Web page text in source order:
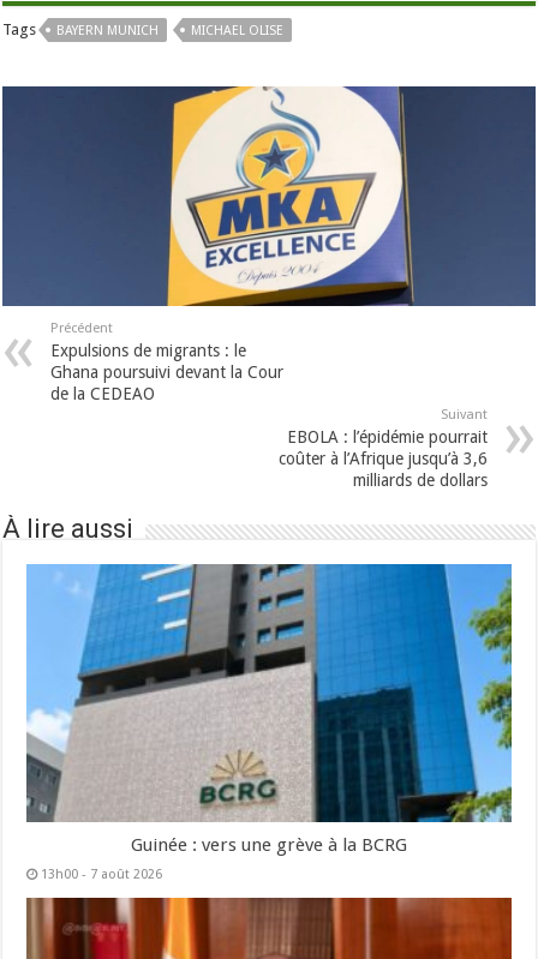
Tags BAYERN MUNICH MICHAEL OLISE
Précédent
Expulsions de migrants : le
Ghana poursuivi devant la Cour
de la CEDEAO
Suivant
EBOLA : l’épidémie pourrait
coûter à l’Afrique jusqu’à 3,6
milliards de dollars
À lire aussi
Guinée : vers une grève à la BCRG
13h00 - 7 août 2026